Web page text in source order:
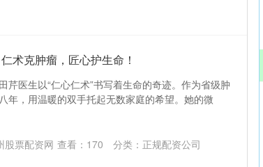
术克肿瘤，匠心护生命！
芹医生以“仁心仁术”书写着生命的奇迹。作为省级肿
年，用温暖的双手托起无数家庭的希望。她的微
股票配资网 查看： 170 分类： 正规配资公司